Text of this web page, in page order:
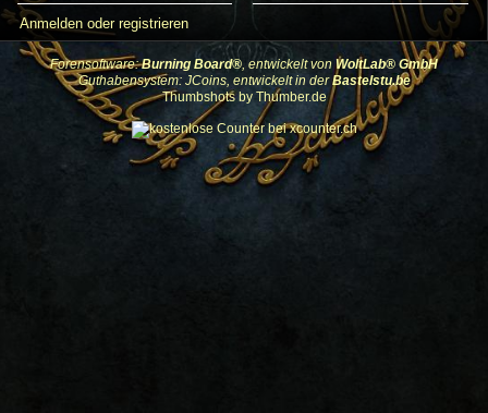
Anmelden oder registrieren
Forensoftware:Burning Board®, entwickelt vonWoltLab® GmbH
Guthabensystem: JCoins, entwickelt in derBastelstu.be
Thumbshots by Thumber.de